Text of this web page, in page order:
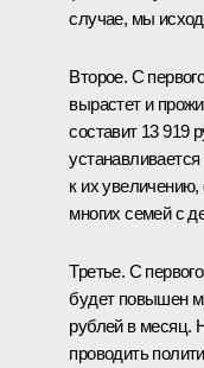
случае, мы
Второе. С
вырастет и
составит 13 919
к их
многих семей с
Третье. С
будет повышен
рублей в месяц.
проводить